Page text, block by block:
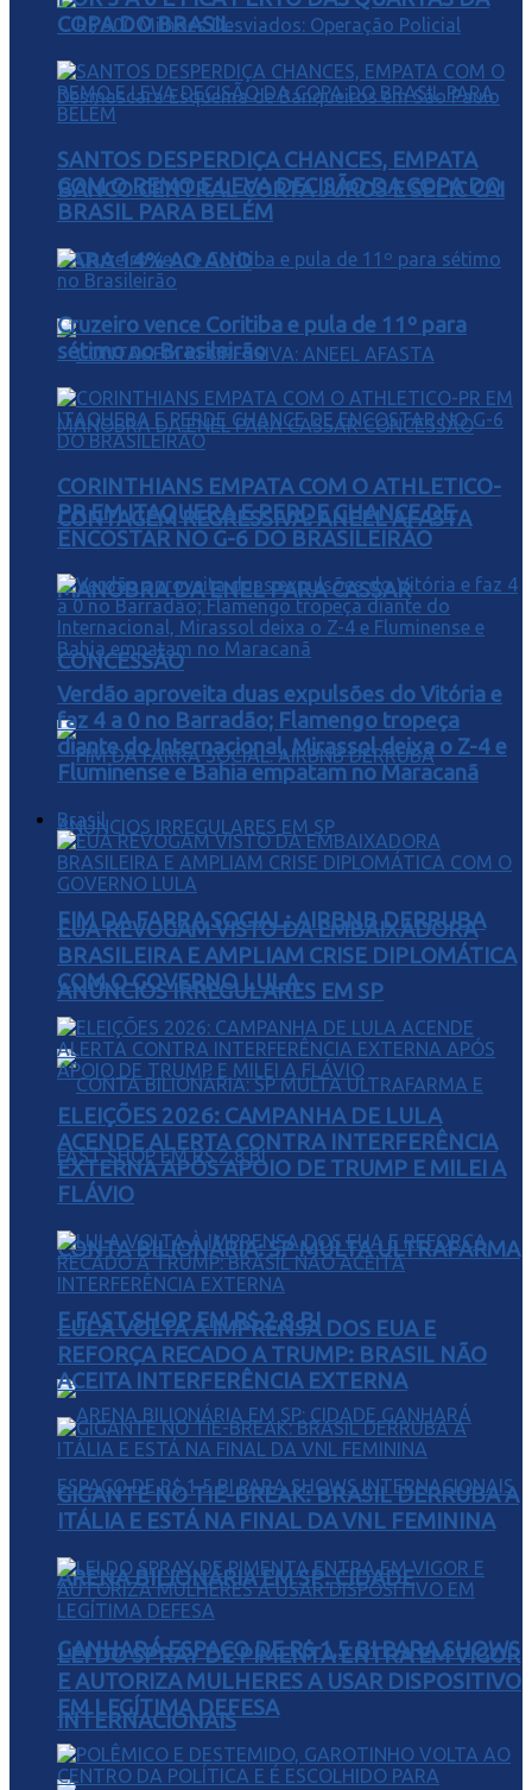
BANCO CENTRAL CORTA JUROS E SELIC CAI
PARA 14% AO ANO
CONTAGEM REGRESSIVA: ANEEL AFASTA
MANOBRA DA ENEL PARA CASSAR
CONCESSÃO
FIM DA FARRA SOCIAL: AIRBNB DERRUBA
ANÚNCIOS IRREGULARES EM SP
CONTA BILIONÁRIA: SP MULTA ULTRAFARMA
E FAST SHOP EM R$ 2,8 BI
ARENA BILIONÁRIA EM SP: CIDADE
GANHARÁ ESPAÇO DE R$ 1,5 BI PARA SHOWS
INTERNACIONAIS
COPA DO BRASIL
SANTOS DESPERDIÇA CHANCES, EMPATA
COM O REMO E LEVA DECISÃO DA COPA DO
BRASIL PARA BELÉM
Cruzeiro vence Coritiba e pula de 11º para
sétimo no Brasileirão
CORINTHIANS EMPATA COM O ATHLETICO-
PR EM ITAQUERA E PERDE CHANCE DE
ENCOSTAR NO G-6 DO BRASILEIRÃO
Verdão aproveita duas expulsões do Vitória e
faz 4 a 0 no Barradão; Flamengo tropeça
diante do Internacional, Mirassol deixa o Z-4 e
Fluminense e Bahia empatam no Maracanã
Brasil
EUA REVOGAM VISTO DA EMBAIXADORA
BRASILEIRA E AMPLIAM CRISE DIPLOMÁTICA
COM O GOVERNO LULA
ELEIÇÕES 2026: CAMPANHA DE LULA
ACENDE ALERTA CONTRA INTERFERÊNCIA
EXTERNA APÓS APOIO DE TRUMP E MILEI A
FLÁVIO
LULA VOLTA À IMPRENSA DOS EUA E
REFORÇA RECADO A TRUMP: BRASIL NÃO
ACEITA INTERFERÊNCIA EXTERNA
GIGANTE NO TIE-BREAK: BRASIL DERRUBA A
ITÁLIA E ESTÁ NA FINAL DA VNL FEMININA
LEI DO SPRAY DE PIMENTA ENTRA EM VIGOR
E AUTORIZA MULHERES A USAR DISPOSITIVO
EM LEGÍTIMA DEFESA